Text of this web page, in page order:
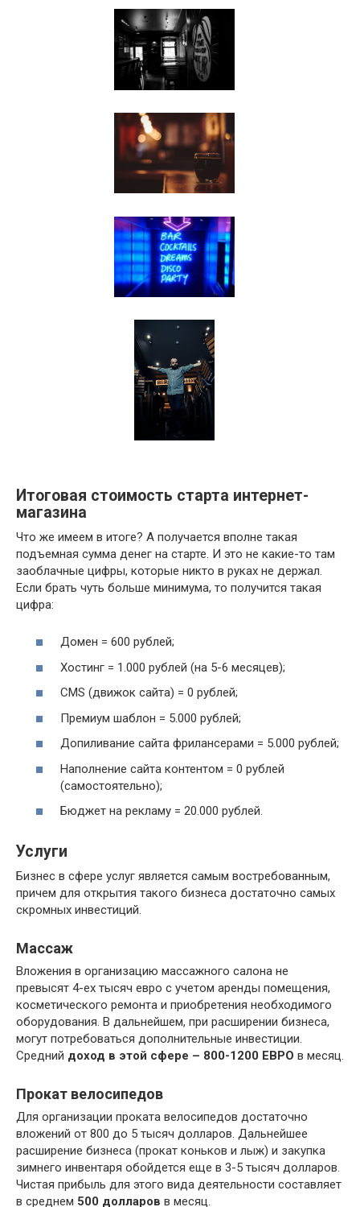
Итоговая стоимость старта интернет-
магазина
Что же имеем в итоге? А получается вполне такая
подъемная сумма денег на старте. И это не какие-то там
заоблачные цифры, которые никто в руках не держал.
Если брать чуть больше минимума, то получится такая
цифра:
Домен = 600 рублей;
Хостинг = 1.000 рублей (на 5-6 месяцев);
CMS (движок сайта) = 0 рублей;
Премиум шаблон = 5.000 рублей;
Допиливание сайта фрилансерами = 5.000 рублей;
Наполнение сайта контентом = 0 рублей
(самостоятельно);
Бюджет на рекламу = 20.000 рублей.
Услуги
Бизнес в сфере услуг является самым востребованным,
причем для открытия такого бизнеса достаточно самых
скромных инвестиций.
Массаж
Вложения в организацию массажного салона не
превысят 4-ех тысяч евро с учетом аренды помещения,
косметического ремонта и приобретения необходимого
оборудования. В дальнейшем, при расширении бизнеса,
могут потребоваться дополнительные инвестиции.
Средний доход в этой сфере – 800-1200 ЕВРО в месяц.
Прокат велосипедов
Для организации проката велосипедов достаточно
вложений от 800 до 5 тысяч долларов. Дальнейшее
расширение бизнеса (прокат коньков и лыж) и закупка
зимнего инвентаря обойдется еще в 3-5 тысяч долларов.
Чистая прибыль для этого вида деятельности составляет
в среднем 500 долларов в месяц.